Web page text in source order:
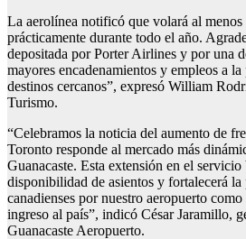
La aerolínea notificó que volará al menos
prácticamente durante todo el año.
depositada por Porter Airlines y por una
mayores encadenamientos y empleos a
destinos cercanos”, expresó William
Turismo.
“Celebramos la noticia del aumento de
Toronto responde al mercado más
Guanacaste. Esta extensión en el
disponibilidad de asientos y fortalecerá la
canadienses por nuestro aeropuerto
ingreso al país”, indicó César Jaramillo,
Guanacaste Aeropuerto.